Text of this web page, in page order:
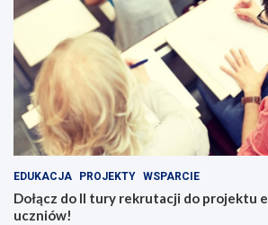
EDUKACJA PROJEKTY WSPARCIE
Dołącz do II tury rekrutacji do projektu
uczniów!